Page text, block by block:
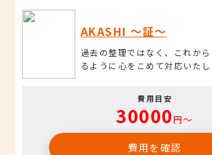
AKASHI ～証～
過去の整理ではなく、これか
るように心をこめて対応いたし
費用目安
30000円〜
費用を確認